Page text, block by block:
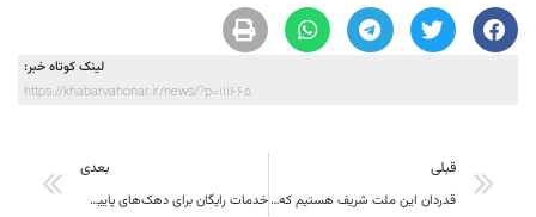
لینک کوتاه خبر:
https://khabarvahonar.ir/news/?p=111665
قبلی
قدردان این ملت شریف هستیم که با حضور خود مشت محکمی بر دهان یاوه گویان زدند
بعدی
خدمات رایگان برای دهک‌های پایین درآمدی